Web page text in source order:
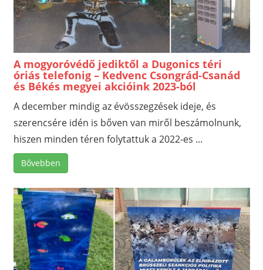
A mogyoróvédő jediktől a Dugonics téri
óriás telefonig – Kedvenc Csongrád-Csanád
és Békés megyei akcióink 2023-ból
A december mindig az évösszegzések ideje, és
szerencsére idén is bőven van miről beszámolnunk,
hiszen minden téren folytattuk a 2022-es ...
Bővebben